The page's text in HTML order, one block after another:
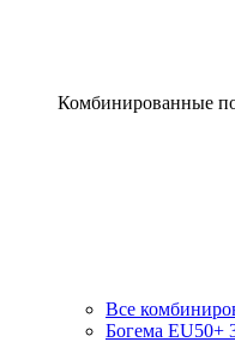
Комбинированные
Все
Богема EU50+